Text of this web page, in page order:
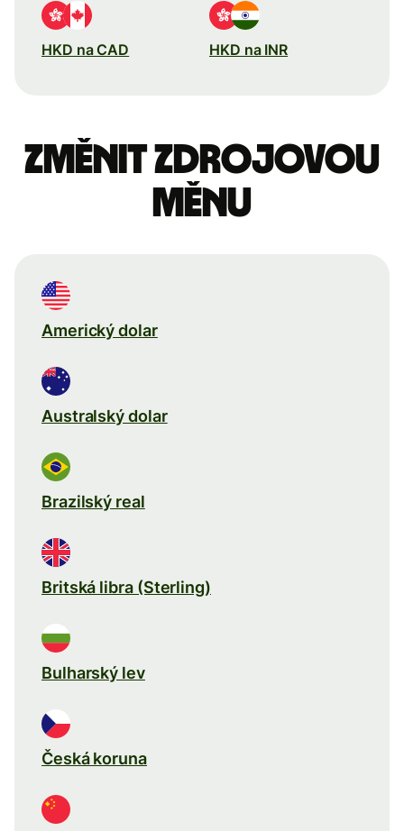
HKD na CAD HKD na INR
Změnit zdrojovou
měnu
Americký dolar
Australský dolar
Brazilský real
Britská libra (Sterling)
Bulharský lev
Česká koruna